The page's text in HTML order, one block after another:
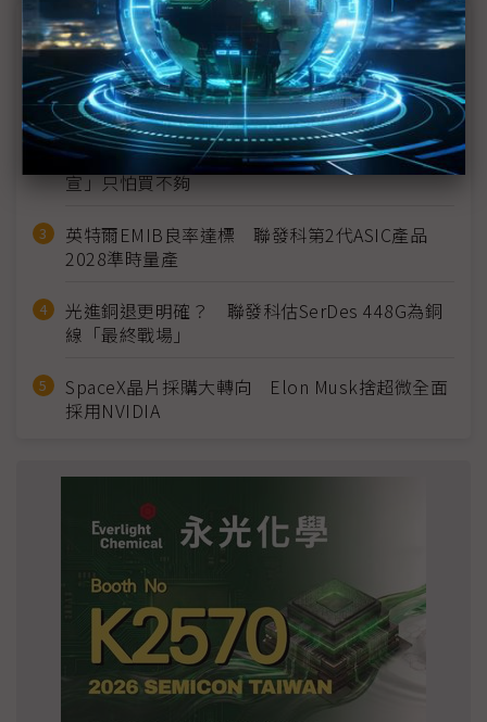
近７天熱門報導
MLCC訂單過熱、出貨比創高 村田示警全球AI基
建熱潮將趨緩
2027全年記憶體產能提前售罄 買家「祕而不
宣」只怕買不夠
英特爾EMIB良率達標 聯發科第2代ASIC產品
2028準時量產
光進銅退更明確？ 聯發科估SerDes 448G為銅
線「最終戰場」
SpaceX晶片採購大轉向 Elon Musk捨超微全面
採用NVIDIA